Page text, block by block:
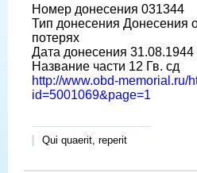
Номер донесения 031344
Тип донесения Донесения
потерях
Дата донесения 31.08.1944
Название части 12 Гв. сд
http://www.obd-memorial.ru/
id=5001069&page=1
Qui quaerit, reperit